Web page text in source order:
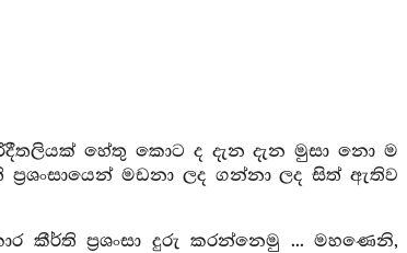
හේතු කොට ද දැන දැන මුසා නො ම
මඩනා ලද ගන්නා ලද සිත් ඇතිව
කීර්ති ප්‍රශංසා දුරු කරන්නෙමු ... මහණෙනි,